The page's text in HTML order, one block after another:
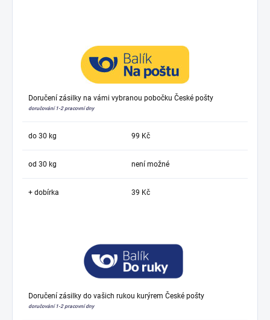
Doručení zásilky na vámi vybranou pobočku České pošty
doručování 1-2 pracovní dny
do 30 kg 99 Kč
od 30 kg není možné
+ dobírka 39 Kč
Doručení zásilky do vašich rukou kurýrem České pošty
doručování 1-2 pracovní dny